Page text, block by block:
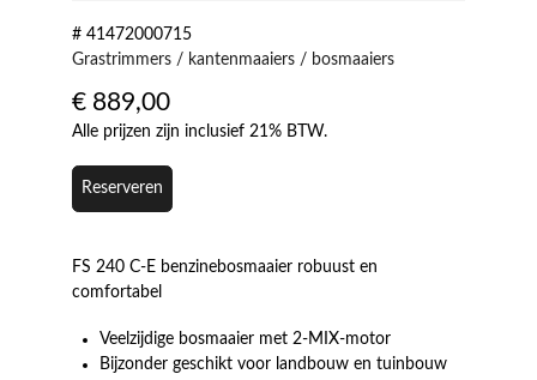
# 41472000715
Grastrimmers / kantenmaaiers / bosmaaiers
€ 889,00
Alle prijzen zijn inclusief 21% BTW.
Reserveren
FS 240 C-E benzinebosmaaier robuust en
comfortabel
Veelzijdige bosmaaier met 2-MIX-motor
Bijzonder geschikt voor landbouw en tuinbouw